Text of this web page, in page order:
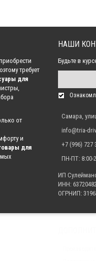
для квадроцикла ATV 800-Z8 EFI
квадроцикла ATV 800 U8
для квадроцикла ATV 500/2A
для квадроцикла ATV 500 A
требует
для
от
и
для
НАШИ
Будьте в
Самара,
info@tria-
+7 (996) 727
ПН-ПТ: 8:00-
ИП
ИНН:
ОГРНИП: